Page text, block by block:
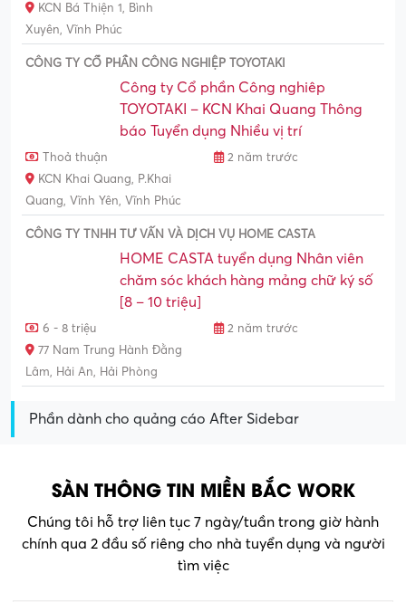
KCN Bá Thiện 1, Bình
Xuyên, Vĩnh Phúc
CÔNG TY CỔ PHẦN CÔNG NGHIỆP TOYOTAKI
Công ty Cổ phần Công nghiêp
TOYOTAKI – KCN Khai Quang Thông
báo Tuyển dụng Nhiều vị trí
Thoả thuận
2 năm trước
KCN Khai Quang, P.Khai
Quang, Vĩnh Yên, Vĩnh Phúc
CÔNG TY TNHH TƯ VẤN VÀ DỊCH VỤ HOME CASTA
HOME CASTA tuyển dụng Nhân viên
chăm sóc khách hàng mảng chữ ký số
[8 – 10 triệu]
6 - 8 triệu
2 năm trước
77 Nam Trung Hành Đằng
Lâm, Hải An, Hải Phòng
Phần dành cho quảng cáo After Sidebar
SÀN THÔNG TIN MIỀN BẮC WORK
Chúng tôi hỗ trợ liên tục 7 ngày/tuần trong giờ hành
chính qua 2 đầu số riêng cho nhà tuyển dụng và người
tìm việc